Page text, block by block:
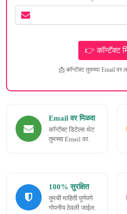
📩 कॉन्टॅक्ट तुमच्या Email वर
Email वर मिळवा
कॉन्टॅक्ट डिटेल्स थेट
तुमच्या Email वर.
100% सुरक्षित
तुमची माहिती पूर्णपणे
गोपनीय ठेवली जाईल.